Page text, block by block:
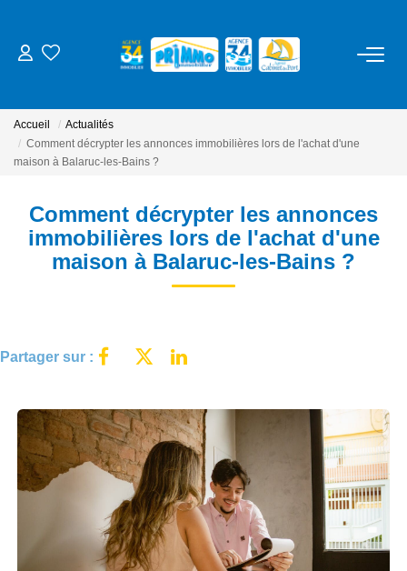
LOUER
NOS SERVICES
Location Cure / Vacances
NOS AGENCES
Qui Sommes Nous
Notre Équipe
Nos Actualités
Avis Clients
Accueil
Actualités
Comment décrypter les annonces immobilières lors de l'achat d'une
maison à Balaruc-les-Bains ?
Comment décrypter les annonces
immobilières lors de l'achat d'une
maison à Balaruc-les-Bains ?
Partager sur :